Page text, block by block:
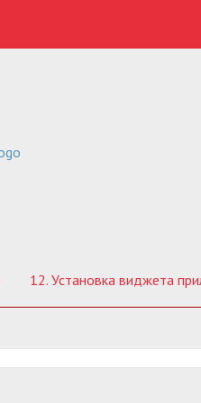
12. Установка виджета